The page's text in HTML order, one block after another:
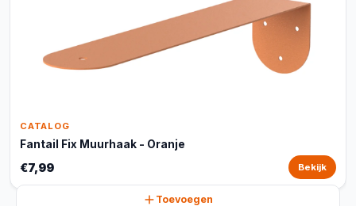
CATALOG
Fantail Fix Muurhaak - Oranje
€7,99 Bekijk
Toevoegen